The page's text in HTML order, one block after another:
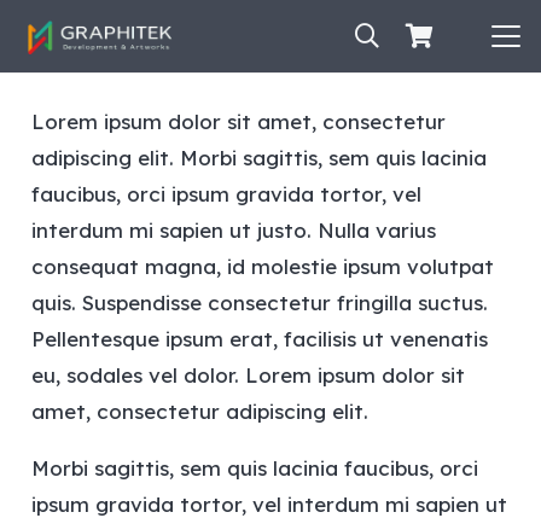
Lorem ipsum dolor sit amet, consectetur
adipiscing elit. Morbi sagittis, sem quis lacinia
faucibus, orci ipsum gravida tortor, vel
interdum mi sapien ut justo. Nulla varius
consequat magna, id molestie ipsum volutpat
quis. Suspendisse consectetur fringilla suctus.
Pellentesque ipsum erat, facilisis ut venenatis
eu, sodales vel dolor. Lorem ipsum dolor sit
amet, consectetur adipiscing elit.
Morbi sagittis, sem quis lacinia faucibus, orci
ipsum gravida tortor, vel interdum mi sapien ut